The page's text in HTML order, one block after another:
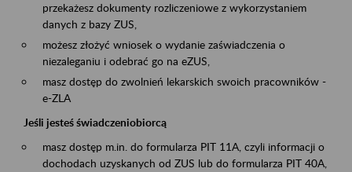
przekażesz dokumenty rozliczeniowe z wykorzystaniem
danych z bazy ZUS,
możesz złożyć wniosek o wydanie zaświadczenia o
niezaleganiu i odebrać go na eZUS,
masz dostęp do zwolnień lekarskich swoich pracowników -
e-ZLA
Jeśli jesteś świadczeniobiorcą
masz dostęp m.in. do formularza PIT 11A, czyli informacji o
dochodach uzyskanych od ZUS lub do formularza PIT 40A,